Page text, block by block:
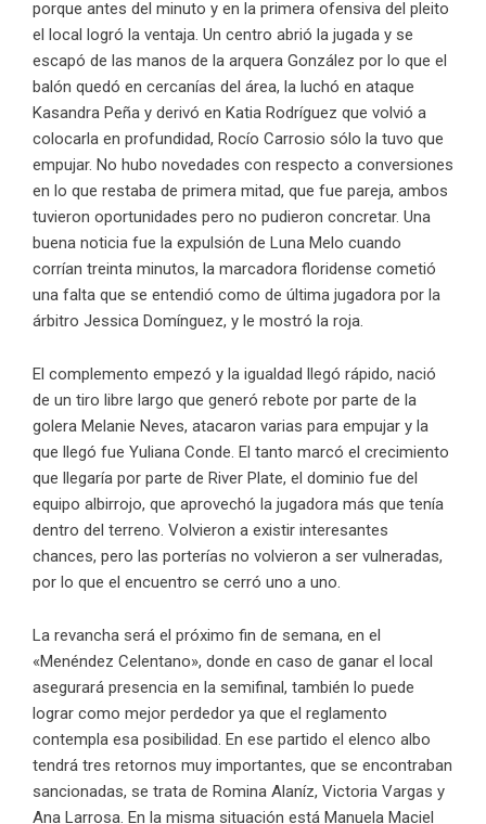
porque antes del minuto y en la primera ofensiva del pleito
el local logró la ventaja. Un centro abrió la jugada y se
escapó de las manos de la arquera González por lo que el
balón quedó en cercanías del área, la luchó en ataque
Kasandra Peña y derivó en Katia Rodríguez que volvió a
colocarla en profundidad, Rocío Carrosio sólo la tuvo que
empujar. No hubo novedades con respecto a conversiones
en lo que restaba de primera mitad, que fue pareja, ambos
tuvieron oportunidades pero no pudieron concretar. Una
buena noticia fue la expulsión de Luna Melo cuando
corrían treinta minutos, la marcadora floridense cometió
una falta que se entendió como de última jugadora por la
árbitro Jessica Domínguez, y le mostró la roja.
El complemento empezó y la igualdad llegó rápido, nació
de un tiro libre largo que generó rebote por parte de la
golera Melanie Neves, atacaron varias para empujar y la
que llegó fue Yuliana Conde. El tanto marcó el crecimiento
que llegaría por parte de River Plate, el dominio fue del
equipo albirrojo, que aprovechó la jugadora más que tenía
dentro del terreno. Volvieron a existir interesantes
chances, pero las porterías no volvieron a ser vulneradas,
por lo que el encuentro se cerró uno a uno.
La revancha será el próximo fin de semana, en el
«Menéndez Celentano», donde en caso de ganar el local
asegurará presencia en la semifinal, también lo puede
lograr como mejor perdedor ya que el reglamento
contempla esa posibilidad. En ese partido el elenco albo
tendrá tres retornos muy importantes, que se encontraban
sancionadas, se trata de Romina Alaníz, Victoria Vargas y
Ana Larrosa. En la misma situación está Manuela Maciel